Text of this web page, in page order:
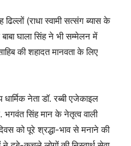
ढिल्लों (राधा स्वामी सत्संग ब्यास के
घाला सिंह ने भी सम्मेलन में
की शहादत मानवता के लिए
नेता डॉ. रब्बी एजेकाइल
सिंह मान के नेतृत्व वाली
को पूरे श्रद्धा-भाव से मनाने की